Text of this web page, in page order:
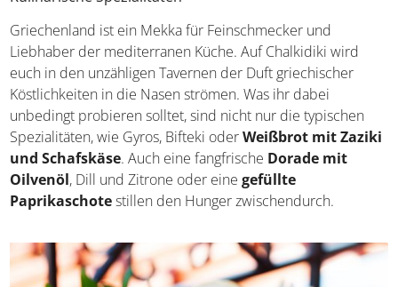
Kulinarische Spezialitäten
Griechenland ist ein Mekka für Feinschmecker und
Liebhaber der mediterranen Küche. Auf Chalkidiki wird
euch in den unzähligen Tavernen der Duft griechischer
Köstlichkeiten in die Nasen strömen. Was ihr dabei
unbedingt probieren solltet, sind nicht nur die typischen
Spezialitäten, wie Gyros, Bifteki oderWeißbrot mit
Zaziki und Schafskäse. Auch eine fangfrischeDorade
Paprikaschotestillen den Hunger zwischendurch.